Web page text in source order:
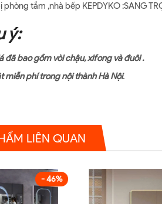
phòng tắm ,nhà bếp KEPDYKO :SANG
ý:
đã bao gồm vòi chậu, xifong và đuôi .
miễn phí trong nội thành Hà Nội.
LIÊN QUAN
- 46%